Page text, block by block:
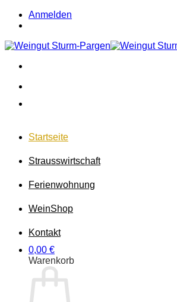
Zum
Inhalt
Anmelden
Startseite
Strausswirtschaft
Ferienwohnung
WeinShop
Kontakt
0,00 €
Warenkorb